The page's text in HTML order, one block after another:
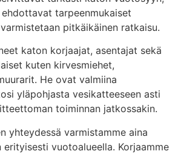
tarpeenmukaiset
pitkäikäinen ratkaisu.
katon korjaajat, asentajat sekä
kuten kirvesmiehet,
He ovat valmiina
yläpohjasta vesikatteeseen asti
toiminnan jatkossakin.
yhteydessä varmistamme aina
vuotoalueella. Korjaamme